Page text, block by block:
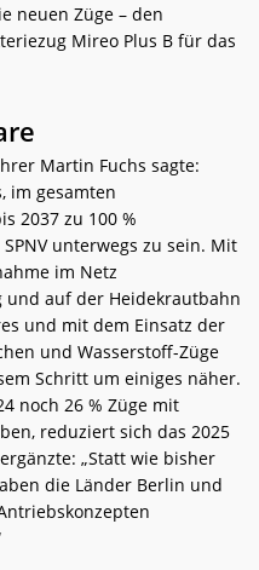
neuen Züge – den
Mireo Plus B für das
Martin Fuchs sagte:
im gesamten
2037 zu 100 %
unterwegs zu sein. Mit
im Netz
auf der Heidekrautbahn
und mit dem Einsatz der
und Wasserstoff-Züge
Schritt um einiges näher.
noch 26 % Züge mit
reduziert sich das 2025
„Statt wie bisher
die Länder Berlin und